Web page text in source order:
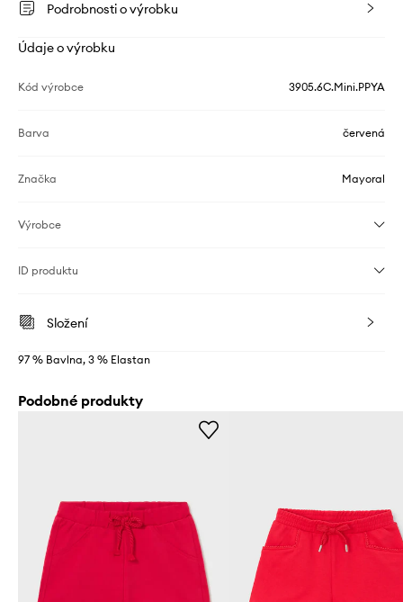
Podrobnosti o výrobku
Údaje o výrobku
Kód výrobce 3905.6C.Mini.PPYA
Barva červená
Značka Mayoral
Výrobce
ID produktu
Složení
97 % Bavlna, 3 % Elastan
Podobné produkty